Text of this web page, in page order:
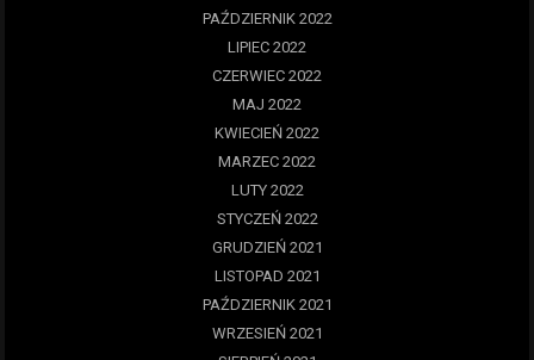
PAŹDZIERNIK 2022
LIPIEC 2022
CZERWIEC 2022
MAJ 2022
KWIECIEŃ 2022
MARZEC 2022
LUTY 2022
STYCZEŃ 2022
GRUDZIEŃ 2021
LISTOPAD 2021
PAŹDZIERNIK 2021
WRZESIEŃ 2021